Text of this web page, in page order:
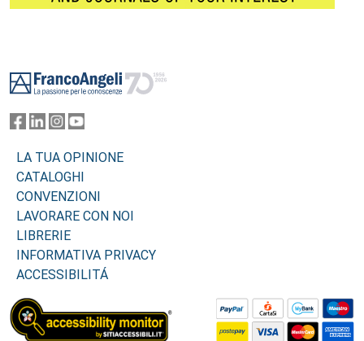
LA TUA OPINIONE
CATALOGHI
CONVENZIONI
LAVORARE CON NOI
LIBRERIE
INFORMATIVA PRIVACY
ACCESSIBILITÁ